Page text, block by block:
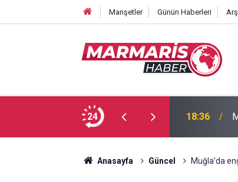
Manşetler Günün Haberleri
24
son yolculuğuna uğurlandı 16:35
Anasayfa Güncel Muğla’da